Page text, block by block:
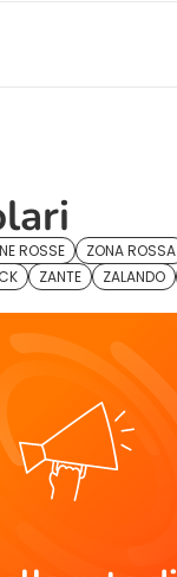
ROSSE ZONA ROSSA
ZANTE ZALANDO